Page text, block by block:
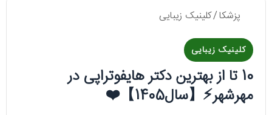
پزشکا/کلینیک زیبایی
کلینیک زیبایی
10 تا از بهترین دکتر هایفوتراپی در
مهرشهر⚡【سال1405】❤️